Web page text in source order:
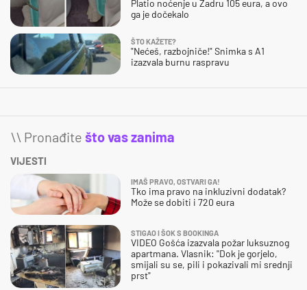
Platio noćenje u Zadru 105 eura, a ovo
ga je dočekalo
ŠTO KAŽETE?
"Nećeš, razbojniče!" Snimka s A1
izazvala burnu raspravu
\\ Pronađite što vas zanima
VIJESTI
IMAŠ PRAVO, OSTVARI GA!
Tko ima pravo na inkluzivni dodatak?
Može se dobiti i 720 eura
STIGAO I ŠOK S BOOKINGA
VIDEO Gošća izazvala požar luksuznog
apartmana. Vlasnik: "Dok je gorjelo,
smijali su se, pili i pokazivali mi srednji
prst"